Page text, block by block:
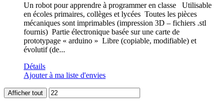
Un robot pour apprendre à programmer en classe Utilisable
en écoles primaires, collèges et lycées Toutes les pièces
mécaniques sont imprimables (impression 3D – fichiers .stl
fournis) Partie électronique basée sur une carte de
prototypage « arduino » Libre (copiable, modifiable) et
évolutif (de...
Détails
Ajouter à ma liste d'envies
Afficher tout